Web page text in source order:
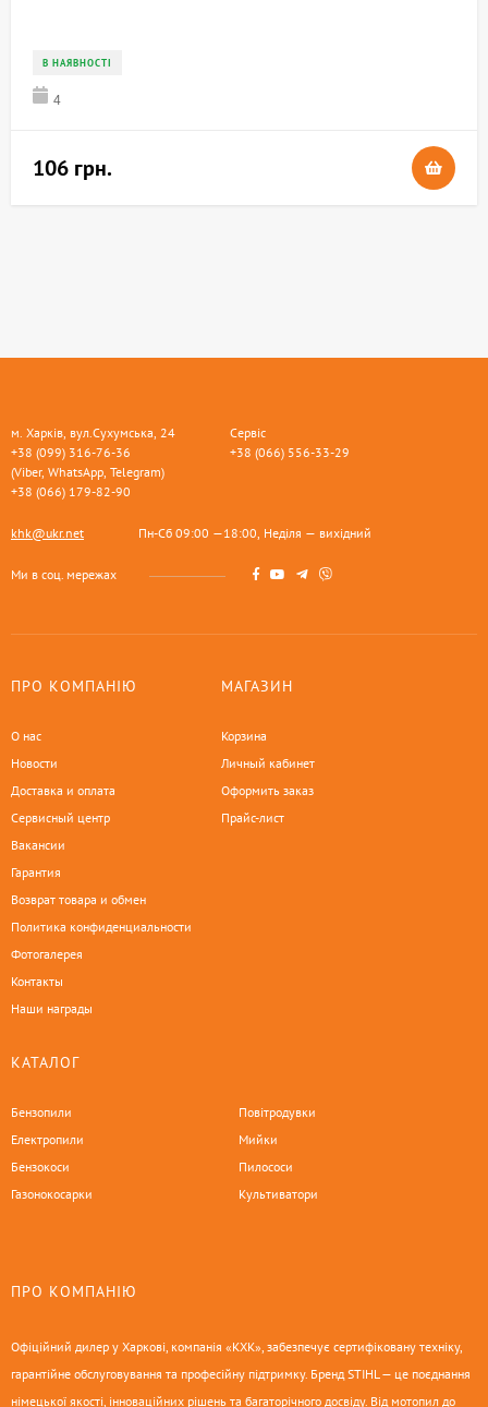
В НАЯВНОСТІ
4
106 грн.
м. Харків, вул.Сухумська, 24
+38 (099) 316-76-36
(Viber, WhatsApp, Telegram)
+38 (066) 179-82-90
Сервіс
+38 (066) 556-33-29
khk@ukr.net Пн-Сб 09:00 —18:00, Неділя — вихідний
Ми в соц. мережах
ПРО КОМПАНІЮ
О нас
Новости
Доставка и оплата
Сервисный центр
Вакансии
Гарантия
Возврат товара и обмен
Политика конфиденциальности
Фотогалерея
Контакты
Наши награды
МАГАЗИН
Корзина
Личный кабинет
Оформить заказ
Прайс-лист
КАТАЛОГ
Бензопили
Електропили
Бензокоси
Газонокосарки
Повітродувки
Мийки
Пилососи
Культиватори
ПРО КОМПАНІЮ
Офіційний дилер у Харкові, компанія «КХК», забезпечує сертифіковану техніку,
гарантійне обслуговування та професійну підтримку. Бренд STIHL — це поєднання
німецької якості, інноваційних рішень та багаторічного досвіду. Від мотопил до